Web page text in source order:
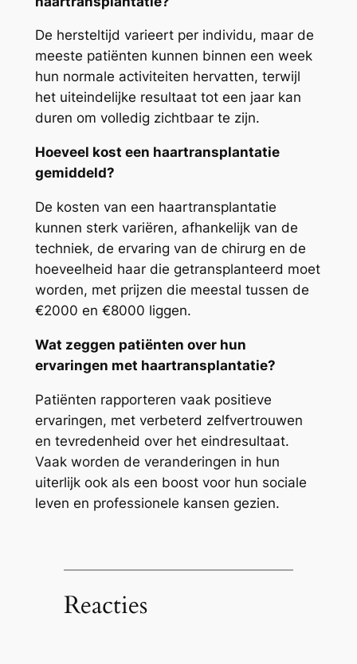
De hersteltijd varieert per individu, maar de
meeste patiënten kunnen binnen een week
hun normale activiteiten hervatten, terwijl
het uiteindelijke resultaat tot een jaar kan
duren om volledig zichtbaar te zijn.
Hoeveel kost een haartransplantatie
gemiddeld?
De kosten van een haartransplantatie
kunnen sterk variëren, afhankelijk van de
techniek, de ervaring van de chirurg en de
hoeveelheid haar die getransplanteerd moet
worden, met prijzen die meestal tussen de
€2000 en €8000 liggen.
Wat zeggen patiënten over hun
ervaringen met haartransplantatie?
Patiënten rapporteren vaak positieve
ervaringen, met verbeterd zelfvertrouwen
en tevredenheid over het eindresultaat.
Vaak worden de veranderingen in hun
uiterlijk ook als een boost voor hun sociale
leven en professionele kansen gezien.
Reacties